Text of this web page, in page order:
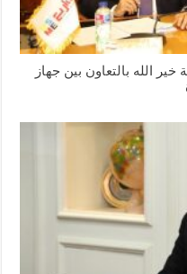
الله بالتعاون بين جهاز